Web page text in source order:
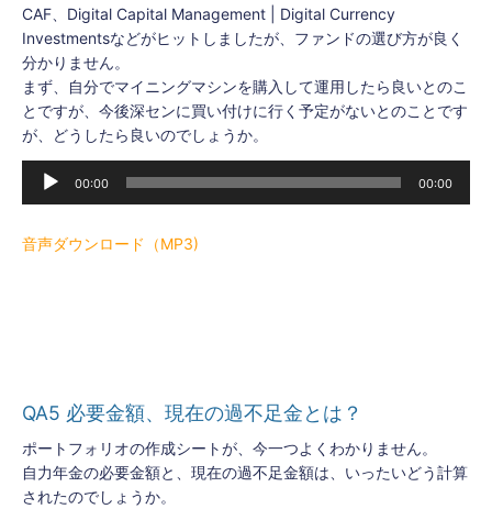
CAF、Digital Capital Management | Digital Currency
Investmentsなどがヒットしましたが、ファンドの選び方が良く
分かりません。
まず、自分でマイニングマシンを購入して運用したら良いとのこ
とですが、今後深センに買い付けに行く予定がないとのことです
が、どうしたら良いのでしょうか。
レ
00:00 00:00
音声ダウンロード（MP3)
QA5 必要金額、現在の過不足金とは？
ポートフォリオの作成シートが、今一つよくわかりません。
自力年金の必要金額と、現在の過不足金額は、いったいどう計算
されたのでしょうか。